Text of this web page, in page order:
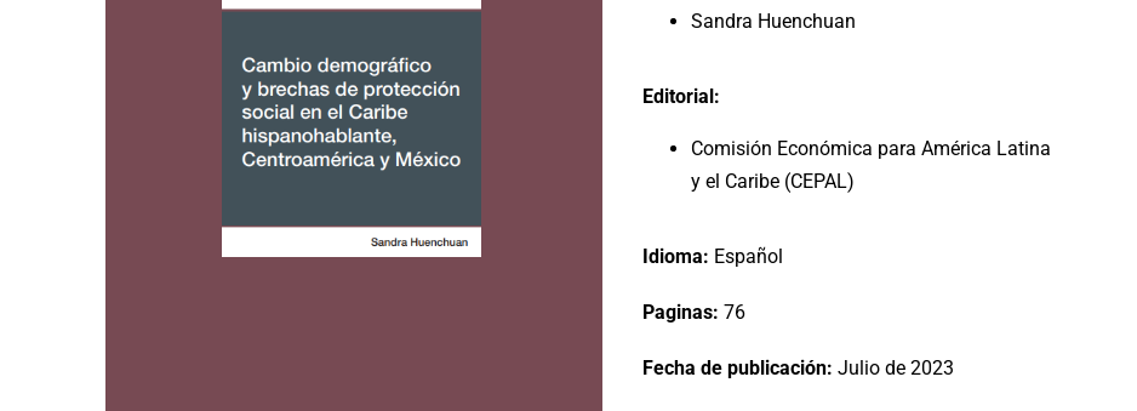
Sandra Huenchuan
Editorial:
Comisión Económica para América Latina
y el Caribe (CEPAL)
Idioma: Español
Paginas:76
Fecha de publicación: Julio de 2023